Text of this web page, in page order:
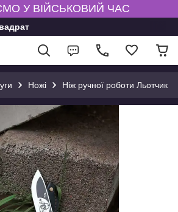
У ВІЙСЬКОВИЙ ЧАС
Ножі Ніж ручної роботи Льотчик